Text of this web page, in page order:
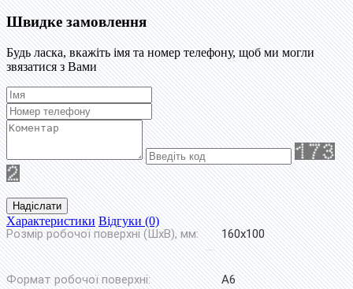
Швидке замовлення
Будь ласка, вкажіть імя та номер телефону, щоб ми могли
звязатися з Вами
Надіслати
Характеристики Відгуки (0)
Розмір робочої поверхні (ШхВ), мм: 160x100
Формат робочої поверхні: A6